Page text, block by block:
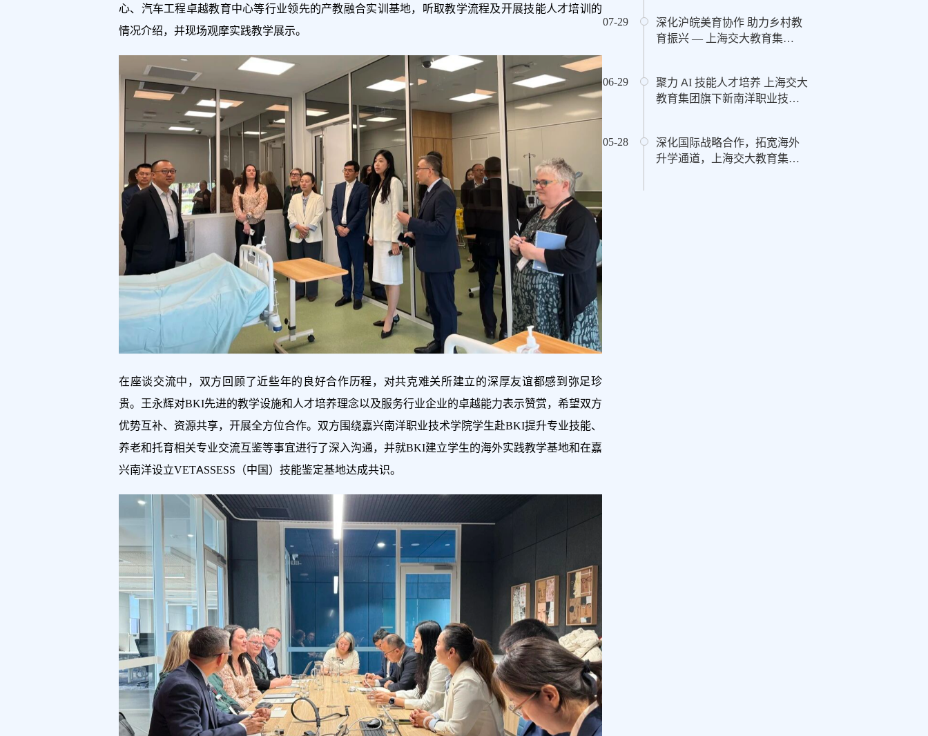
心、汽车工程卓越教育中心等行业领先的产教融合实训基地，听取教学流程及开展技能人才培训的
情况介绍，并现场观摩实践教学展示。
在座谈交流中，双方回顾了近些年的良好合作历程，对共克难关所建立的深厚友谊都感到弥足珍
贵。王永辉对BKI先进的教学设施和人才培养理念以及服务行业企业的卓越能力表示赞赏，希望双方
优势互补、资源共享，开展全方位合作。双方围绕嘉兴南洋职业技术学院学生赴BKI提升专业技能、
养老和托育相关专业交流互鉴等事宜进行了深入沟通，并就BKI建立学生的海外实践教学基地和在嘉
兴南洋设立VETASSESS（中国）技能鉴定基地达成共识。
07-29
深化沪皖美育协作 助力乡村教
育振兴 — 上海交大教育集
06-29
聚力 AI 技能人才培养 上海交大
教育集团旗下新南洋职业技术
05-28
深化国际战略合作，拓宽海外
升学通道，上海交大教育集团